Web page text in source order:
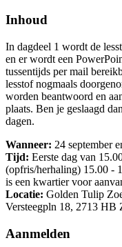
Inhoud
In dagdeel 1 wordt de
en er wordt een
tussentijds per mail
lesstof nogmaals
worden beantwoord en
plaats. Ben je geslaagd
dagen.
Wanneer: 24 september
Tijd: Eerste dag van
(opfris/herhaling) 15.00 -
is een kwartier voor
Locatie: Golden Tulip
Versteegpln 18, 2713 HB
Aanmelden